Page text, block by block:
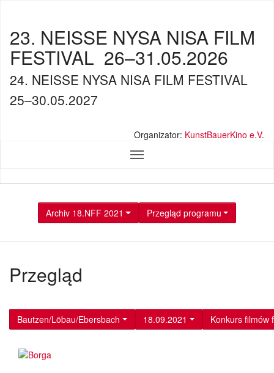
23. NEISSE NYSA NISA FILM
FESTIVAL 26–31.05.2026
24. NEISSE NYSA NISA FILM FESTIVAL
25–30.05.2027
Organizator: KunstBauerKino e.V.
Archiv 18.NFF 2021 Przegląd programu
Przegląd
Bautzen/Löbau/Ebersbach 18.09.2021 Konkurs filmów